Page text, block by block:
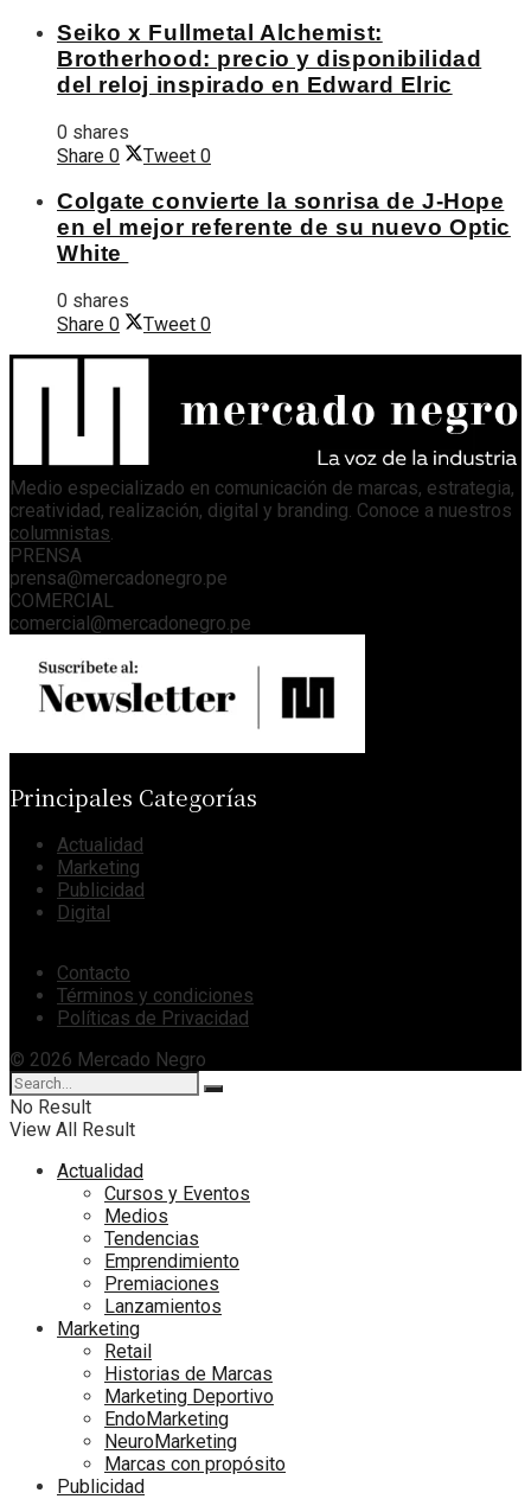
Seiko x Fullmetal Alchemist:
Brotherhood: precio y disponibilidad
del reloj inspirado en Edward Elric
0 shares
Share 0 Tweet 0
Colgate convierte la sonrisa de J-Hope
en el mejor referente de su nuevo Optic
White
0 shares
Share 0 Tweet 0
Medio especializado en comunicación de marcas, estrategia,
creatividad, realización, digital y branding. Conoce a nuestros
columnistas.
PRENSA
prensa@mercadonegro.pe
COMERCIAL
comercial@mercadonegro.pe
Principales Categorías
Actualidad
Marketing
Publicidad
Digital
Contacto
Términos y condiciones
Políticas de Privacidad
© 2026 Mercado Negro
No Result
View All Result
Actualidad
Cursos y Eventos
Medios
Tendencias
Emprendimiento
Premiaciones
Lanzamientos
Marketing
Retail
Historias de Marcas
Marketing Deportivo
EndoMarketing
NeuroMarketing
Marcas con propósito
Publicidad